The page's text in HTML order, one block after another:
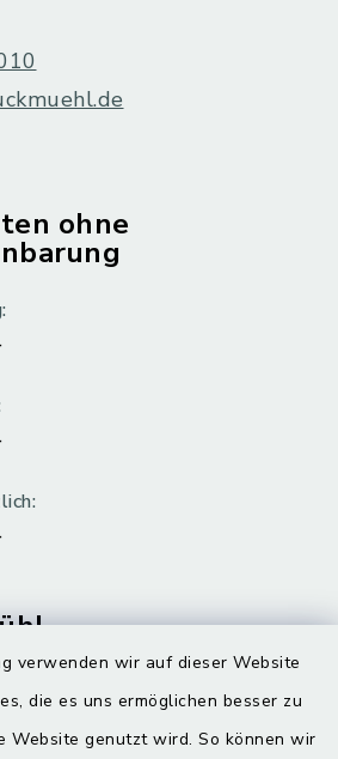
verwenden wir auf dieser Website
die es uns ermöglichen besser zu
Website genutzt wird. So können wir
ohne